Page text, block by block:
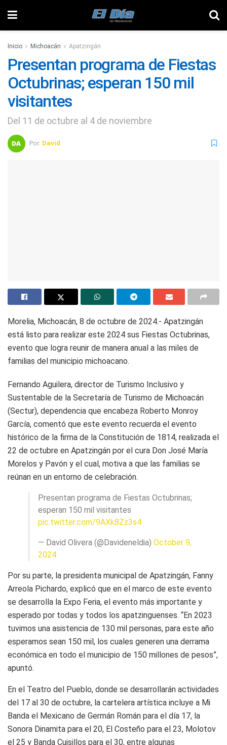
Inicio Michoacán Apatzingán
Presentan programa de Fiestas
Octubrinas; esperan 150 mil
visitantes
Del 11 de octubre al 4 de noviembre
Por: David
Morelia, Michoacán, 8 de octubre de 2024.- Apatzingán
está listo para realizar este 2024 sus Fiestas Octubrinas,
evento que logra reunir de manera anual a las miles de
familias del municipio michoacano.
Fernando Aguilera, director de Turismo Inclusivo y
Sustentable de la Secretaría de Turismo de Michoacán
(Sectur), dependencia que encabeza Roberto Monroy
García, comentó que este evento recuerda el evento
histórico de la firma de la Constitución de 1814, realizada el
22 de octubre en Apatzingán por el cura Don José María
Morelos y Pavón y el cual, motiva a que las familias se
reúnan en un entorno de celebración.
Presentan programa de Fiestas Octubrinas;
esperan 150 mil visitantes
pic.twitter.com/9AXk8Zz3s4
— David Olivera (@Davideneldia) October 9,
2024
Por su parte, la presidenta municipal de Apatzingán, Fanny
Arreola Pichardo, explicó que en el marco de este evento
se desarrolla la Expo Feria, el evento más importante y
esperado por todas y todos los apatzinguenses. “En 2023
tuvimos una asistencia de 130 mil personas, para este año
esperamos sean 150 mil, los cuales generen una derrama
económica en todo el municipio de 150 millones de pesos”,
apuntó.
En el Teatro del Pueblo, donde se desarrollarán actividades
del 17 al 30 de octubre, la cartelera artística incluye a Mi
Banda el Mexicano de Germán Román para el día 17, la
Sonora Dinamita para el 20, El Costeño para el 23, Molotov
el 25 y Banda Cuisillos para el 30, entre algunas